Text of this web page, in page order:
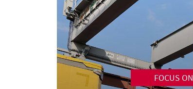
FOCUS ON